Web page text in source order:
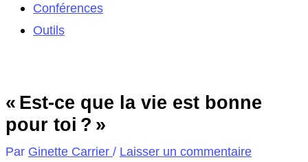
Conférences
Outils
« Est-ce que la vie est bonne
pour toi ? »
Par Ginette Carrier / Laisser un commentaire